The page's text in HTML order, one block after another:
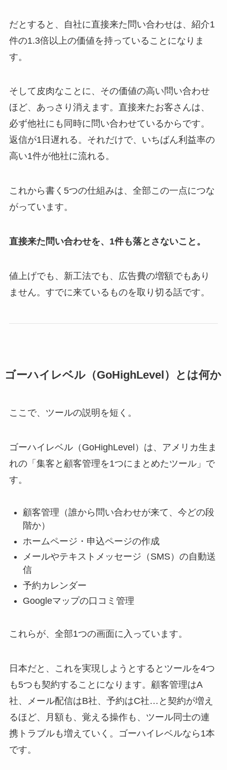
だとすると、自社に直接来た問い合わせは、紹介1
件の1.3倍以上の価値を持っていることになりま
す。
そして皮肉なことに、その価値の高い問い合わせ
ほど、あっさり消えます。直接来たお客さんは、
必ず他社にも同時に問い合わせているからです。
返信が1日遅れる。それだけで、いちばん利益率の
高い1件が他社に流れる。
これから書く5つの仕組みは、全部この一点につな
がっています。
直接来た問い合わせを、1件も落とさないこと。
値上げでも、新工法でも、広告費の増額でもあり
ません。すでに来ているものを取り切る話です。
ゴーハイレベル（GoHighLevel）とは何か
ここで、ツールの説明を短く。
ゴーハイレベル（GoHighLevel）は、アメリカ生ま
れの「集客と顧客管理を1つにまとめたツール」で
す。
顧客管理（誰から問い合わせが来て、今どの段
階か）
ホームページ・申込ページの作成
メールやテキストメッセージ（SMS）の自動送
信
予約カレンダー
Googleマップの口コミ管理
これらが、全部1つの画面に入っています。
日本だと、これを実現しようとするとツールを4つ
も5つも契約することになります。顧客管理はA
社、メール配信はB社、予約はC社…と契約が増え
るほど、月額も、覚える操作も、ツール同士の連
携トラブルも増えていく。ゴーハイレベルなら1本
です。